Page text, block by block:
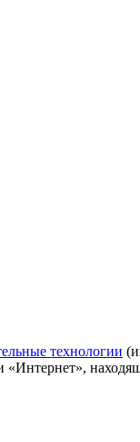
технологии
«Интернет»,